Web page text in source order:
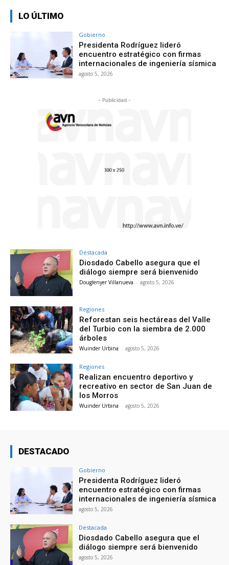
LO ÚLTIMO
Gobierno
Presidenta Rodríguez lideró
encuentro estratégico con firmas
internacionales de ingeniería sísmica
agosto 5, 2026
- Publicidad -
Destacada
Diosdado Cabello asegura que el
diálogo siempre será bienvenido
Douglenyer Villanueva - agosto 5, 2026
Regiones
Reforestan seis hectáreas del Valle
del Turbio con la siembra de 2.000
árboles
Wuinder Urbina - agosto 5, 2026
Regiones
Realizan encuentro deportivo y
recreativo en sector de San Juan de
los Morros
Wuinder Urbina - agosto 5, 2026
DESTACADO
Gobierno
Presidenta Rodríguez lideró
encuentro estratégico con firmas
internacionales de ingeniería sísmica
agosto 5, 2026
Destacada
Diosdado Cabello asegura que el
diálogo siempre será bienvenido
agosto 5, 2026